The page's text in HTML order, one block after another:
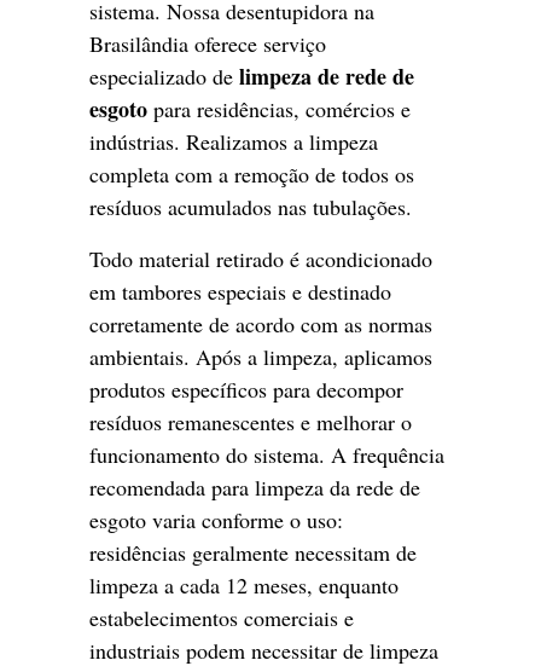
sistema. Nossa desentupidora na
Brasilândia oferece serviço
especializado de limpeza de rede de
esgoto para residências, comércios e
indústrias. Realizamos a limpeza
completa com a remoção de todos os
resíduos acumulados nas tubulações.
Todo material retirado é acondicionado
em tambores especiais e destinado
corretamente de acordo com as normas
ambientais. Após a limpeza, aplicamos
produtos específicos para decompor
resíduos remanescentes e melhorar o
funcionamento do sistema. A frequência
recomendada para limpeza da rede de
esgoto varia conforme o uso:
residências geralmente necessitam de
limpeza a cada 12 meses, enquanto
estabelecimentos comerciais e
industriais podem necessitar de limpeza